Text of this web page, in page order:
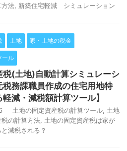
方法 新築住宅軽減 シミュレーション
土地 家・土地の税金
ール
税(土地)自動計算シミュレーシ
税務課職員作成の住宅用地特
減・減税額計算ツール】
土地の固定資産税の計算ツール 土地
の計算方法 土地の固定資産税は家が
減税される？